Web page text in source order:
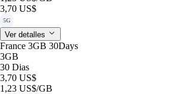
3,70 US$
5G
Ver detalles
France 3GB 30Days
3GB
30 Dias
3,70 US$
1,23 US$/GB